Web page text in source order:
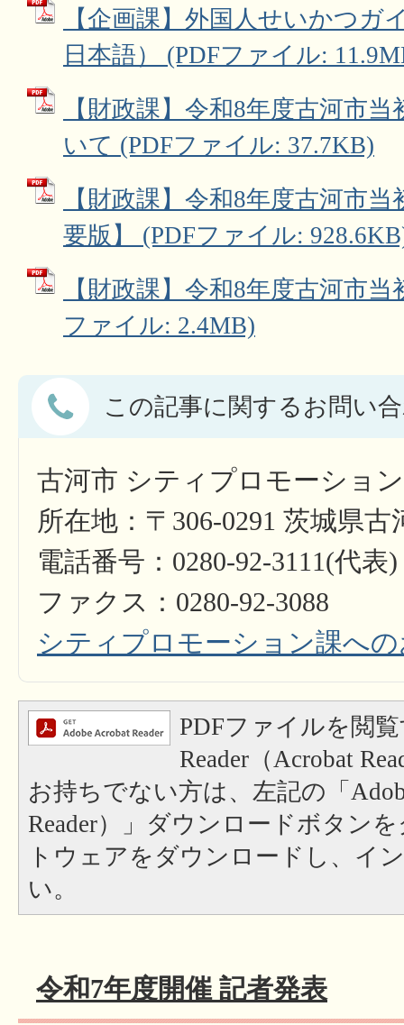
【企画課】外国人せいかつガ
日本語） (PDFファイル:
【財政課】令和8年度古河市
いて (PDFファイル: 37.7KB)
【財政課】令和8年度古河市
要版】 (PDFファイル:
【財政課】令和8年度古河市
ファイル: 2.4MB)
この記事に関するお問い
古河市 シティプロモーシ
所在地：〒306-0291 茨城県
電話番号：0280-92-3111(代表)
ファクス：0280-92-3088
シティプロモーション課へ
PDFファイルを閲
Reader（Acrobat
お持ちでない方は、左記の「
Reader）」ダウンロードボタン
トウェアをダウンロードし、イ
い。
令和7年度開催 記者発表